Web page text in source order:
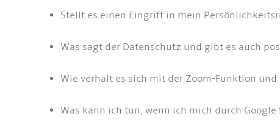
Stellt es einen Eingriff in mein
Was sagt der Datenschutz und gibt es auch
Wie verhält es sich mit der Zoom-Funktion
Was kann ich tun, wenn ich mich durch